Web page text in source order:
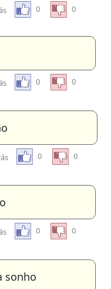
0 0
0 0
0 0
0 0
sonho